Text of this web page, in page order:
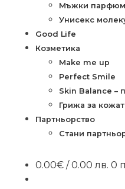
Мъжки
Унисекс
Good Life
Козметика
Make me up
Perfect Smile
Skin Balance –
Грижа за
Партньорство
Стани
0.00€ / 0.00 лв. 0